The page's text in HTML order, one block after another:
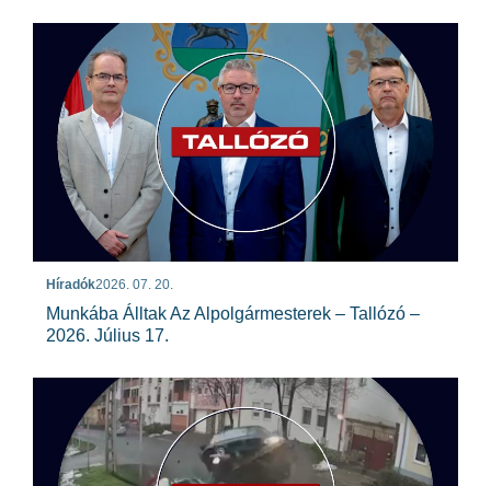
Híradók2026. 07. 20.
Munkába Álltak Az Alpolgármesterek – Tallózó –
2026. Július 17.